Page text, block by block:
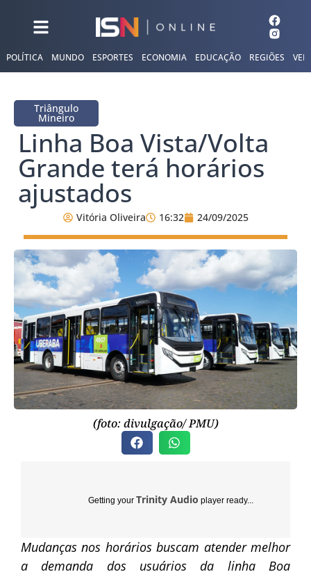
POLÍTICA MUNDO ESPORTES ECONOMIA EDUCAÇÃO REGIÕES
Triângulo
Mineiro
Linha Boa Vista/Volta
Grande terá horários
ajustados
Vitória Oliveira 16:32 24/09/2025
(foto: divulgação/ PMU)
Getting your Trinity Audio player ready...
Mudanças nos horários buscam atender melhor
a demanda dos usuários da linha Boa